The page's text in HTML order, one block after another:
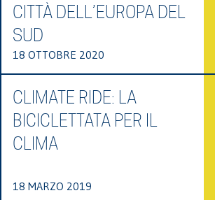
CITTÀ DELL’EUROPA DEL
SUD
18 OTTOBRE 2020
CLIMATE RIDE: LA
BICICLETTATA PER IL
CLIMA
18 MARZO 2019